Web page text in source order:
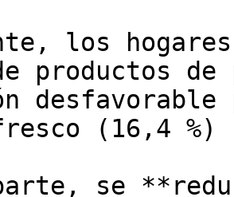
los
productos
desfavorable
(16,4 %)
se